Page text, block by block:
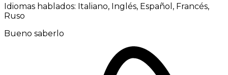
Idiomas hablados: Italiano, Inglés, Español, Francés,
Ruso
Bueno saberlo